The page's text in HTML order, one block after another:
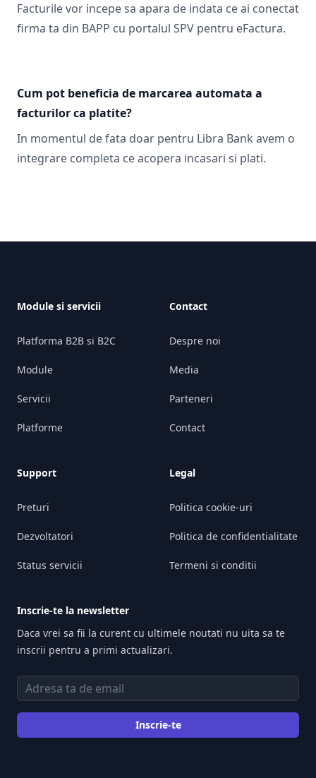
Facturile vor incepe sa apara de indata ce ai conectat
firma ta din BAPP cu portalul SPV pentru eFactura.
Cum pot beneficia de marcarea automata a
facturilor ca platite?
In momentul de fata doar pentru Libra Bank avem o
integrare completa ce acopera incasari si plati.
Module si servicii
Platforma B2B si B2C
Module
Servicii
Platforme
Support
Preturi
Dezvoltatori
Status servicii
Contact
Despre noi
Media
Parteneri
Contact
Legal
Politica cookie-uri
Politica de confidentialitate
Termeni si conditii
Inscrie-te la newsletter
Daca vrei sa fii la curent cu ultimele noutati nu uita sa te
inscrii pentru a primi actualizari.
Adresa de email
Inscrie-te